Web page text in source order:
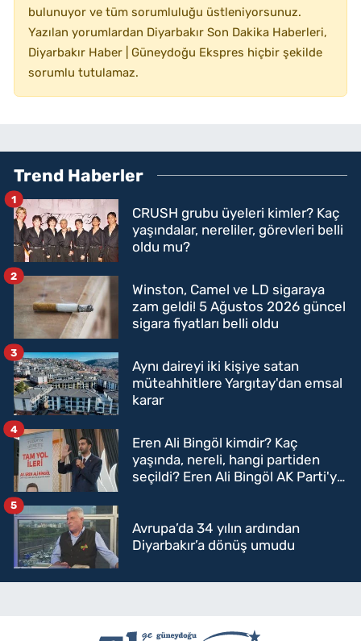
bulunuyor ve tüm sorumluluğu üstleniyorsunuz.
Yazılan yorumlardan Diyarbakır Son Dakika Haberleri,
Diyarbakır Haber | Güneydoğu Ekspres hiçbir şekilde
sorumlu tutulamaz.
Trend Haberler
CRUSH grubu üyeleri kimler? Kaç
yaşındalar, nereliler, görevleri belli
oldu mu?
1
Winston, Camel ve LD sigaraya
zam geldi! 5 Ağustos 2026 güncel
sigara fiyatları belli oldu
2
Aynı daireyi iki kişiye satan
müteahhitlere Yargıtay'dan emsal
karar
3
Eren Ali Bingöl kimdir? Kaç
yaşında, nereli, hangi partiden
seçildi? Eren Ali Bingöl AK Parti'ye
4
Avrupa’da 34 yılın ardından
Diyarbakır’a dönüş umudu
5